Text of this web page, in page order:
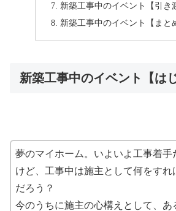
新築工事中のイベント【引き
新築工事中のイベント【まと
新築工事中のイベント【は
夢のマイホーム。いよいよ工事着手
けど、工事中は施主として何をすれ
だろう？
今のうちに施主の心構えとして、あ